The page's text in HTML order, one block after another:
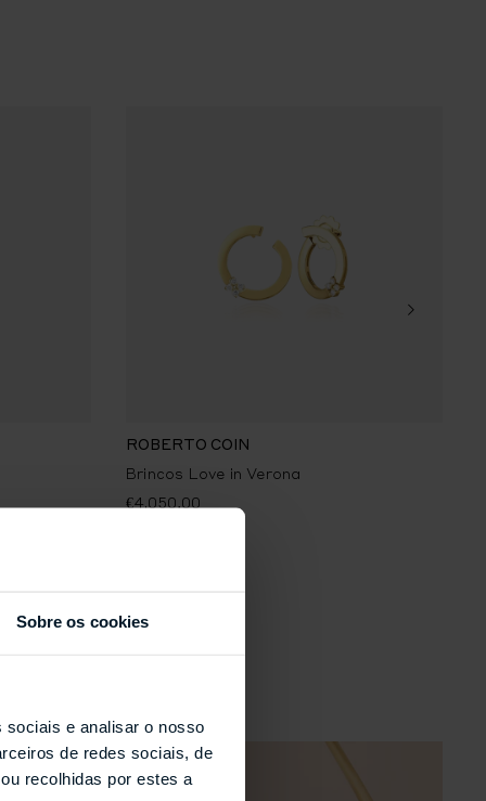
Sobre os cookies
sociais e analisar o nosso
de redes sociais, de
recolhidas por estes a
ROBERTO COIN
Brincos Love in Verona
€4.050,00